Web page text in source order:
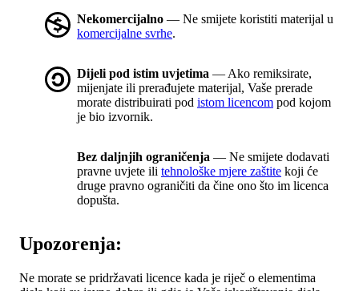
Nekomercijalno — Ne smijete koristiti materijal u
komercijalne svrhe.
Dijeli pod istim uvjetima — Ako remiksirate,
mijenjate ili prerađujete materijal, Vaše prerade
morate distribuirati pod istom licencom pod kojom
je bio izvornik.
Bez daljnjih ograničenja — Ne smijete dodavati
pravne uvjete ili tehnološke mjere zaštite koji će
druge pravno ograničiti da čine ono što im licenca
dopušta.
Upozorenja:
Ne morate se pridržavati licence kada je riječ o elementima